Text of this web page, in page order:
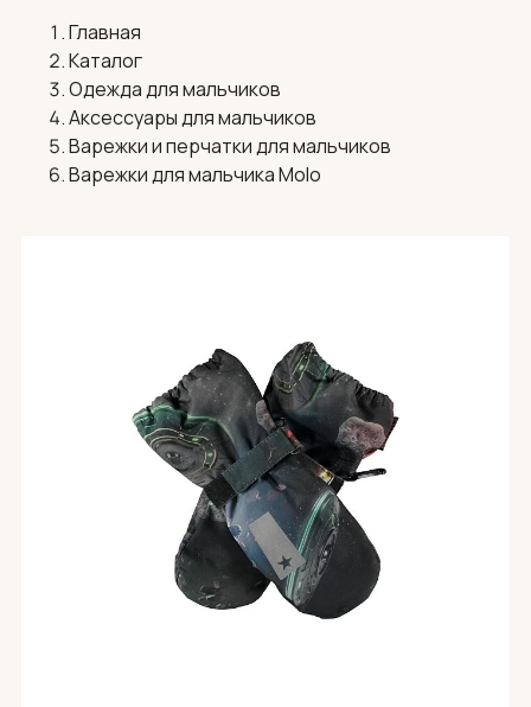
Главная
Каталог
Одежда для мальчиков
Аксессуары для мальчиков
Варежки и перчатки для мальчиков
Варежки для мальчика Molo